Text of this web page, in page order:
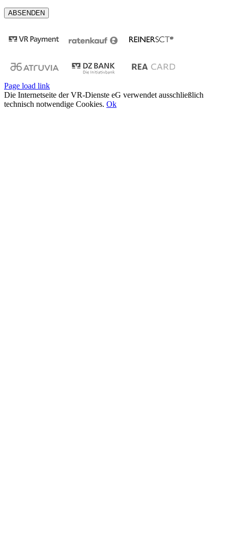
Page load link
Die Internetseite der VR-Dienste eG verwendet ausschließlich
technisch notwendige Cookies. Ok